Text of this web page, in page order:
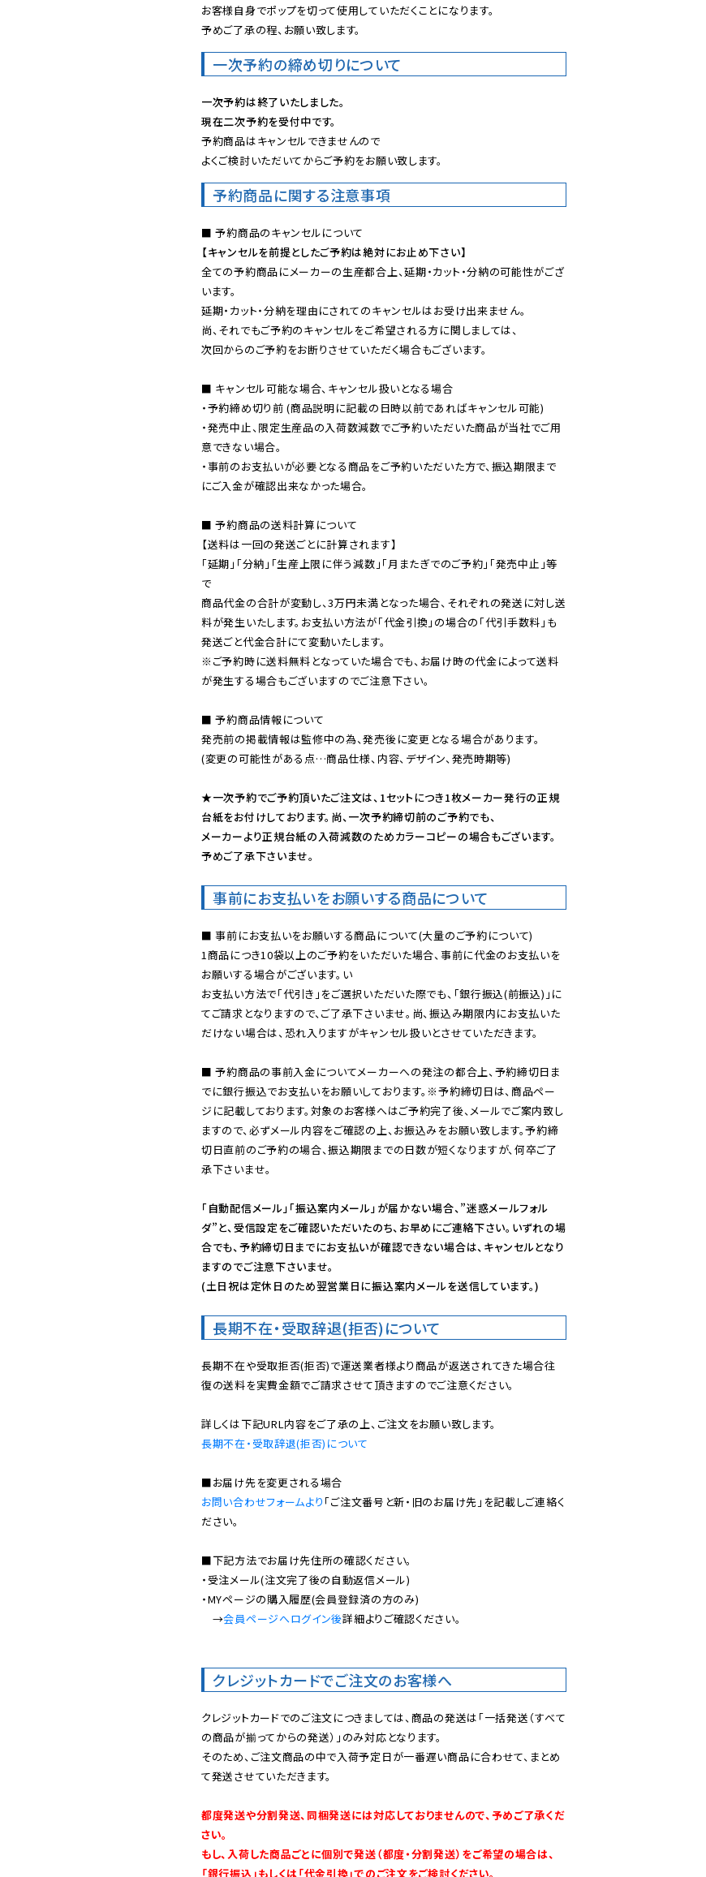
お客様自身でポップを切って使用していただくことになります。
予めご了承の程、お願い致します。
一次予約の締め切りについて
一次予約は終了いたしました。
現在二次予約を受付中です。
予約商品はキャンセルできませんので
よくご検討いただいてからご予約をお願い致します。
予約商品に関する注意事項
【キャンセルを前提としたご予約は絶対にお止め下さい】
全ての予約商品にメーカーの生産都合上、延期・カット・分納の可能性がござ
います。
延期・カット・分納を理由にされてのキャンセルはお受け出来ません。
尚、それでもご予約のキャンセルをご希望される方に関しましては、
次回からのご予約をお断りさせていただく場合もございます。
■ キャンセル可能な場合、キャンセル扱いとなる場合
・予約締め切り前 (商品説明に記載の日時以前であればキャンセル可能)
・発売中止、限定生産品の入荷数減数でご予約いただいた商品が当社でご用
意できない場合。
・事前のお支払いが必要となる商品をご予約いただいた方で、振込期限まで
にご入金が確認出来なかった場合。
■ 予約商品の送料計算について
【送料は一回の発送ごとに計算されます】
「延期」「分納」「生産上限に伴う減数」「月またぎでのご予約」「発売中止」等
で
商品代金の合計が変動し、3万円未満となった場合、それぞれの発送に対し送
料が発生いたします。お支払い方法が「代金引換」の場合の「代引手数料」も
※ご予約時に送料無料となっていた場合でも、お届け時の代金によって送料
が発生する場合もございますのでご注意下さい。
■ 予約商品情報について
発売前の掲載情報は監修中の為、発売後に変更となる場合があります。
(変更の可能性がある点…商品仕様、内容、デザイン、発売時期等)
★一次予約でご予約頂いたご注文は、1セットにつき1枚メーカー発行の正規
台紙をお付けしております。尚、一次予約締切前のご予約でも、
メーカーより正規台紙の入荷減数のためカラーコピーの場合もございます。
予めご了承下さいませ。
事前にお支払いをお願いする商品について
■ 事前にお支払いをお願いする商品について(大量のご予約について)
1商品につき10袋以上のご予約をいただいた場合、事前に代金のお支払いを
お願いする場合がございます。い
お支払い方法で「代引き」をご選択いただいた際でも、「銀行振込(前振込)」に
てご請求となりますので、ご了承下さいませ。尚、振込み期限内にお支払いた
だけない場合は、恐れ入りますがキャンセル扱いとさせていただきます。
■ 予約商品の事前入金についてメーカーへの発注の都合上、予約締切日ま
でに銀行振込でお支払いをお願いしております。※予約締切日は、商品ペー
ジに記載しております。対象のお客様へはご予約完了後、メールでご案内致し
ますので、必ずメール内容をご確認の上、お振込みをお願い致します。予約締
切日直前のご予約の場合、振込期限までの日数が短くなりますが、何卒ご了
承下さいませ。
「自動配信メール」「振込案内メール」が届かない場合、”迷惑メールフォル
ダ”と、受信設定をご確認いただいたのち、お早めにご連絡下さい。いずれの場
合でも、予約締切日までにお支払いが確認できない場合は、キャンセルとなり
ますのでご注意下さいませ。
(土日祝は定休日のため翌営業日に振込案内メールを送信しています。)
長期不在・受取辞退(拒否)について
長期不在や受取拒否(拒否)で運送業者様より商品が返送されてきた場合往
復の送料を実費金額でご請求させて頂きますのでご注意ください。
長期不在・受取辞退(拒否)について
お問い合わせフォームより 「ご注文番号と新・旧のお届け先」を記載しご連絡く
ださい。
■下記方法でお届け先住所の確認ください。
・受注メール(注文完了後の自動返信メール)
・MYページの購入履歴(会員登録済の方のみ)
→会員ページへログイン後詳細よりご確認ください。
クレジットカードでご注文のお客様へ
クレジットカードでのご注文につきましては、商品の発送は「一括発送（すべて
の商品が揃ってからの発送）」のみ対応となります。
そのため、ご注文商品の中で入荷予定日が一番遅い商品に合わせて、まとめ
て発送させていただきます。
都度発送や分割発送、同梱発送には対応しておりませんので、予めご了承くだ
さい。
もし、入荷した商品ごとに個別で発送（都度・分割発送）をご希望の場合は、
「銀行振込」もしくは「代金引換」でのご注文をご検討ください。